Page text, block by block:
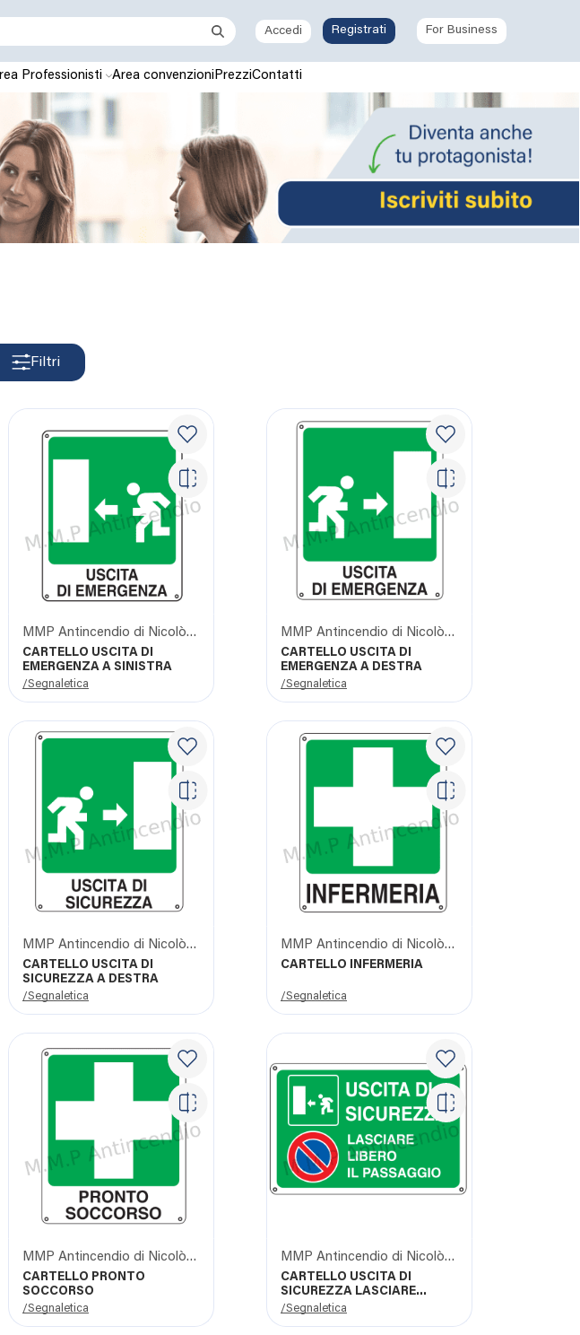
Accedi Registrati For Business
Professionisti Area convenzioniPrezziContatti
Filtri
MMP Antincendio di Nicolò Giangrasso
CARTELLO USCITA DI
EMERGENZA A SINISTRA
/Segnaletica
MMP Antincendio di Nicolò Giangrasso
CARTELLO USCITA DI
EMERGENZA A DESTRA
/Segnaletica
MMP Antincendio di Nicolò Giangrasso
CARTELLO USCITA DI
SICUREZZA A DESTRA
/Segnaletica
MMP Antincendio di Nicolò Giangrasso
CARTELLO INFERMERIA
/Segnaletica
MMP Antincendio di Nicolò Giangrasso
CARTELLO PRONTO
SOCCORSO
/Segnaletica
MMP Antincendio di Nicolò Giangrasso
CARTELLO USCITA DI
SICUREZZA LASCIARE
LIBERO IL PASSAGG
/Segnaletica